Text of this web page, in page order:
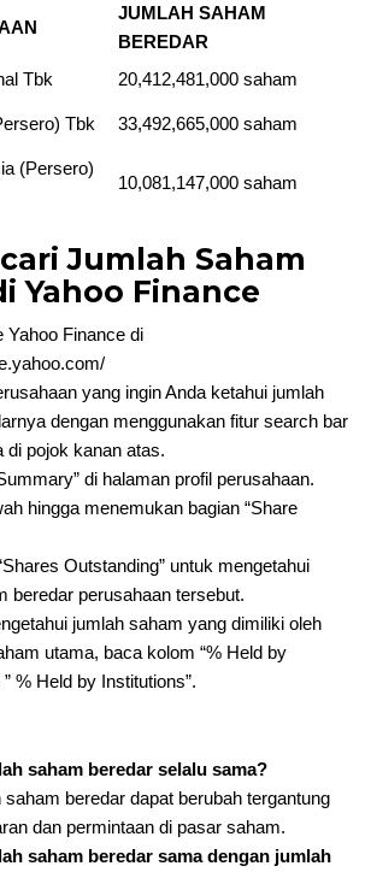
JUMLAH SAHAM
BEREDAR
Tbk
20,412,481,000 saham
Tbk 33,492,665,000 saham
(Persero)
10,081,147,000 saham
Jumlah Saham
Yahoo Finance
Yahoo Finance di
yang ingin Anda ketahui jumlah
dengan menggunakan fitur search bar
di pojok kanan atas.
di halaman profil perusahaan.
hingga menemukan bagian “Share
Outstanding” untuk mengetahui
beredar perusahaan tersebut.
jumlah saham yang dimiliki oleh
utama, baca kolom “% Held by
% Held by Institutions”.
saham beredar selalu sama?
saham beredar dapat berubah tergantung
dan permintaan di pasar saham.
saham beredar sama dengan jumlah